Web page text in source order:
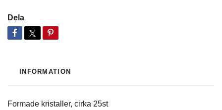
Dela
INFORMATION
Formade kristaller, cirka 25st